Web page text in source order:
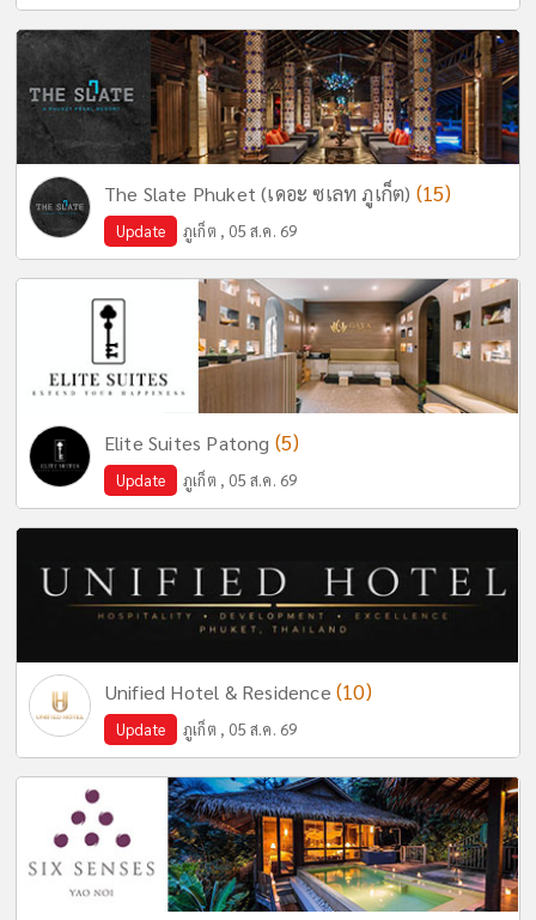
The Slate Phuket (เดอะ ซเลท ภูเก็ต) (15)
Update ภูเก็ต , 05 ส.ค. 69
Elite Suites Patong (5)
Update ภูเก็ต , 05 ส.ค. 69
Unified Hotel & Residence (10)
Update ภูเก็ต , 05 ส.ค. 69